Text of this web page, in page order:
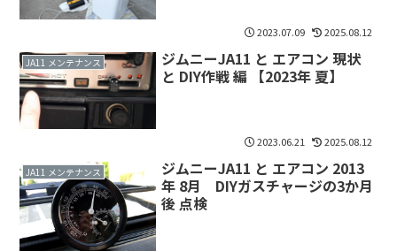
2023.07.09 2025.08.12
JA11 メンテナンス
ジムニーJA11 と エアコン 現状
と DIY作戦 編 【2023年 夏】
2023.06.21 2025.08.12
JA11 メンテナンス
ジムニーJA11 と エアコン 2013
年 8月 DIYガスチャージの3か月
後 点検